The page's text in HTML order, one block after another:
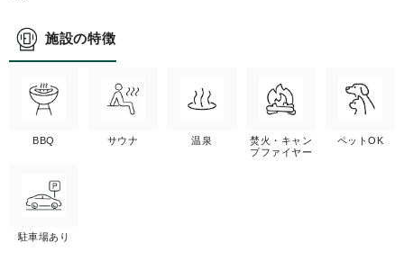
施設の特徴
BBQ サウナ 温泉
焚火・キャン
プファイヤー
ペットOK
駐車場あり